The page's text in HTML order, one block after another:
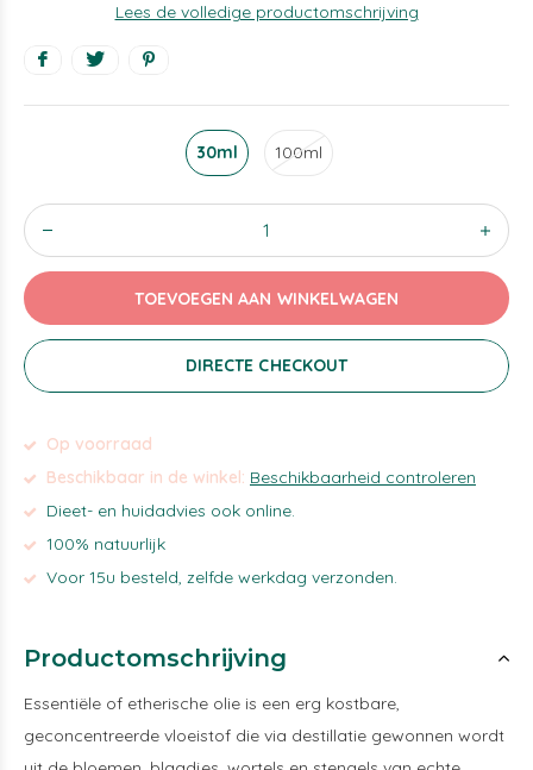
Lees de volledige productomschrijving
30ml 100ml
TOEVOEGEN AAN WINKELWAGEN
DIRECTE CHECKOUT
Op voorraad
Beschikbaar in de winkel: Beschikbaarheid controleren
Dieet- en huidadvies ook online.
100% natuurlijk
Voor 15u besteld, zelfde werkdag verzonden.
Productomschrijving
Essentiële of etherische olie is een erg kostbare,
geconcentreerde vloeistof die via destillatie gewonnen wordt